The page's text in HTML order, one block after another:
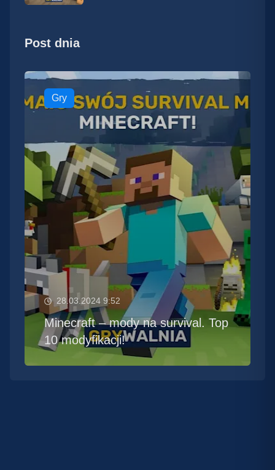
Post dnia
Gry
28.03.2024 9:52
Minecraft – mody na survival. Top
10 modyfikacji!